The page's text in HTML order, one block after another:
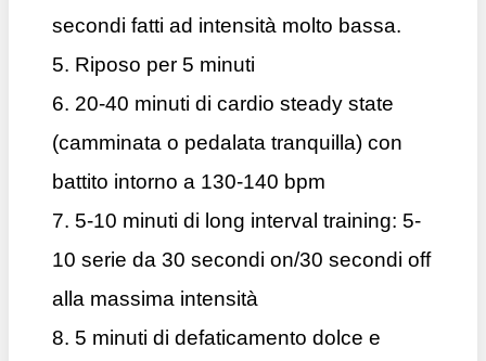
secondi fatti ad intensità molto bassa.
5. Riposo per 5 minuti
6. 20-40 minuti di cardio steady state
(camminata o pedalata tranquilla) con
battito intorno a 130-140 bpm
7. 5-10 minuti di long interval training: 5-
10 serie da 30 secondi on/30 secondi off
alla massima intensità
8. 5 minuti di defaticamento dolce e